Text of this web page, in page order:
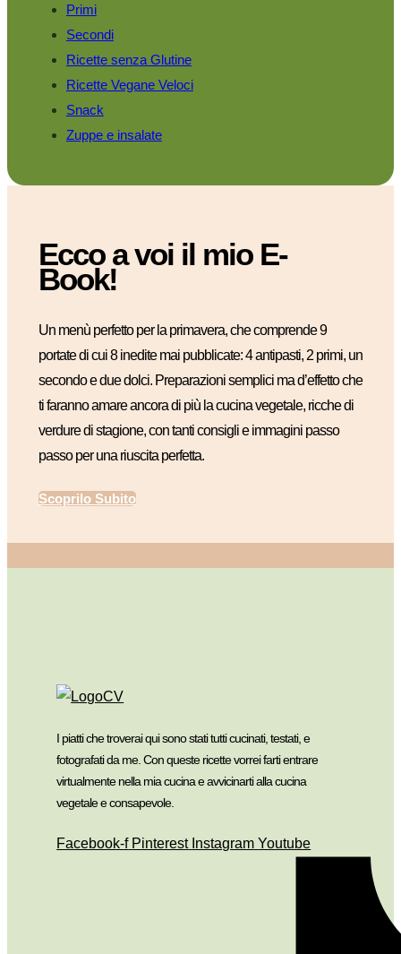
Primi
Secondi
Ricette senza Glutine
Ricette Vegane Veloci
Snack
Zuppe e insalate
Ecco a voi il mio E-
Book!
Un menù perfetto per la primavera, che comprende 9
portate di cui 8 inedite mai pubblicate: 4 antipasti, 2 primi, un
secondo e due dolci. Preparazioni semplici ma d’effetto che
ti faranno amare ancora di più la cucina vegetale, ricche di
verdure di stagione, con tanti consigli e immagini passo
passo per una riuscita perfetta.
Scoprilo Subito
I piatti che troverai qui sono stati tutti cucinati, testati, e
fotografati da me. Con queste ricette vorrei farti entrare
virtualmente nella mia cucina e avvicinarti alla cucina
vegetale e consapevole.
Facebook-f Pinterest Instagram Youtube